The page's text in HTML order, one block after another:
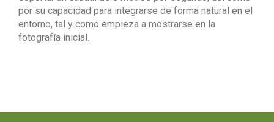
por su capacidad para integrarse de forma natural en el
entorno, tal y como empieza a mostrarse en la
fotografía inicial.